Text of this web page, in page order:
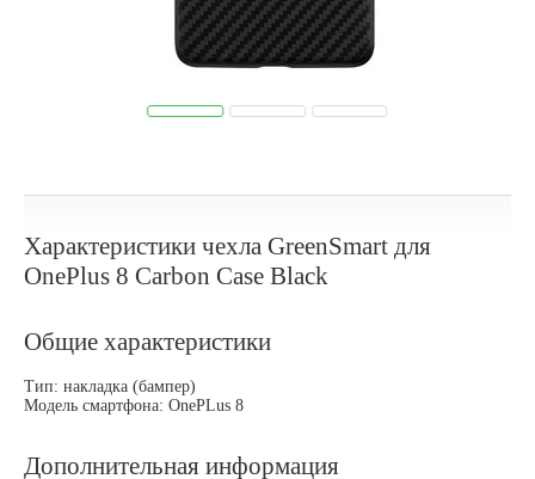
Характеристики чехла GreenSmart для
OnePlus 8 Carbon Case Black
Общие характеристики
Тип: накладка (бампер)
Модель смартфона: OnePLus 8
Дополнительная информация